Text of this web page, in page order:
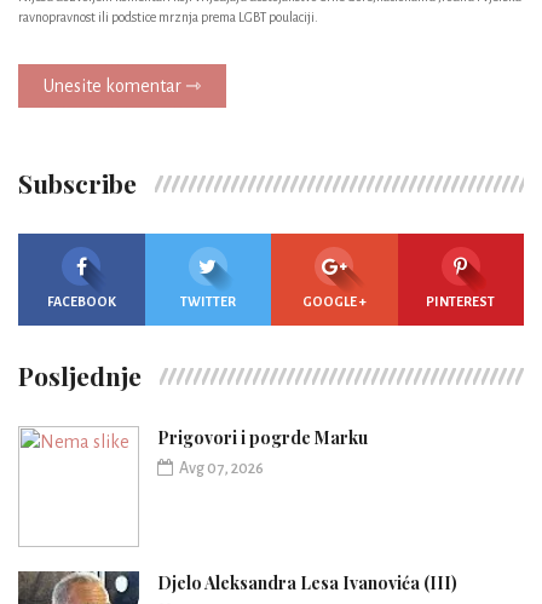
ravnopravnost ili podstice mrznja prema LGBT poulaciji.
Unesite komentar ⇾
Subscribe
FACEBOOK TWITTER GOOGLE + PINTEREST
Posljednje
Prigovori i pogrde Marku
Avg 07, 2026
Djelo Aleksandra Lesa Ivanovića (III)